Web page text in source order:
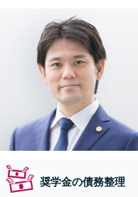
奨学金の債務整理